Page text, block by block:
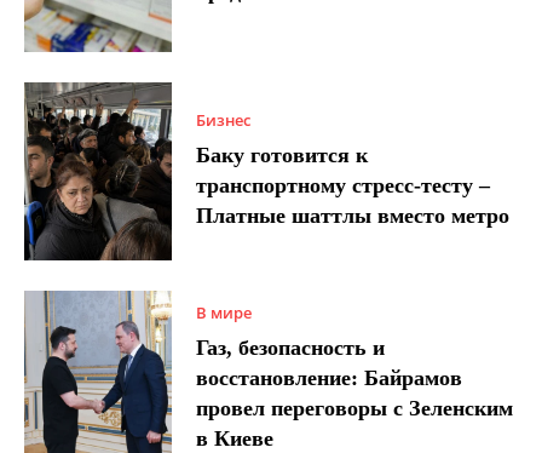
Бизнес
Баку готовится к
транспортному стресс-тесту –
Платные шаттлы вместо метро
В мире
Газ, безопасность и
восстановление: Байрамов
провел переговоры с Зеленским
в Киеве